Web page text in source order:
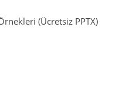
(Ücretsiz PPTX)